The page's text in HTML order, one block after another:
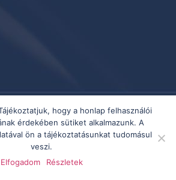
hogy a honlap felhasználói
érdekében sütiket alkalmazunk. A
ön a tájékoztatásunkat tudomásul
veszi.
Elfogadom
Részletek